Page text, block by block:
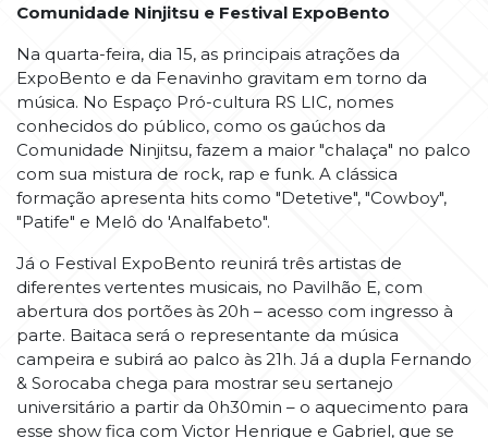
Comunidade Ninjitsu e Festival ExpoBento
Na quarta-feira, dia 15, as principais atrações da
ExpoBento e da Fenavinho gravitam em torno da
música. No Espaço Pró-cultura RS LIC, nomes
conhecidos do público, como os gaúchos da
Comunidade Ninjitsu, fazem a maior "chalaça" no palco
com sua mistura de rock, rap e funk. A clássica
formação apresenta hits como "Detetive", "Cowboy",
"Patife" e Melô do 'Analfabeto".
Já o Festival ExpoBento reunirá três artistas de
diferentes vertentes musicais, no Pavilhão E, com
abertura dos portões às 20h – acesso com ingresso à
parte. Baitaca será o representante da música
campeira e subirá ao palco às 21h. Já a dupla Fernando
& Sorocaba chega para mostrar seu sertanejo
universitário a partir da 0h30min – o aquecimento para
esse show fica com Victor Henrique e Gabriel, que se